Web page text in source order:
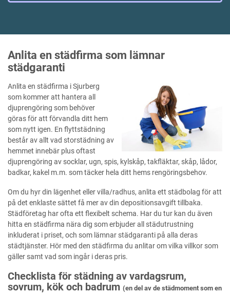
Anlita en städfirma som lämnar
städgaranti
Anlita en städfirma i Sjurberg
som kommer att hantera all
djuprengöring som behöver
göras för att förvandla ditt hem
som nytt igen. En flyttstädning
består av allt vad storstädning av
hemmet innebär plus oftast
djuprengöring av socklar, ugn, spis, kylskåp, takfläktar, skåp, lådor,
badkar, kakel m.m. som täcker hela ditt hems rengöringsbehov.
Om du hyr din lägenhet eller villa/radhus, anlita ett städbolag för att
på det enklaste sättet få mer av din depositionsavgift tillbaka.
Städföretag har ofta ett flexibelt schema. Har du tur kan du även
hitta en städfirma nära dig som erbjuder all städutrustning
inkluderat i priset, och som lämnar städgaranti på alla deras
städtjänster. Hör med den städfirma du anlitar om vilka villkor som
gäller samt vad som ingår i deras pris.
Checklista för städning av vardagsrum,
sovrum, kök och badrum (en del av de städmoment som en